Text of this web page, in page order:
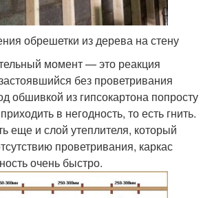
обрешетки из дерева на стену
момент — это реакция
без проветривания
обшивкой из гипсокартона попросту
в негодность, то есть гнить.
еще и слой утеплителя, который
проветривания, каркас
очень быстро.